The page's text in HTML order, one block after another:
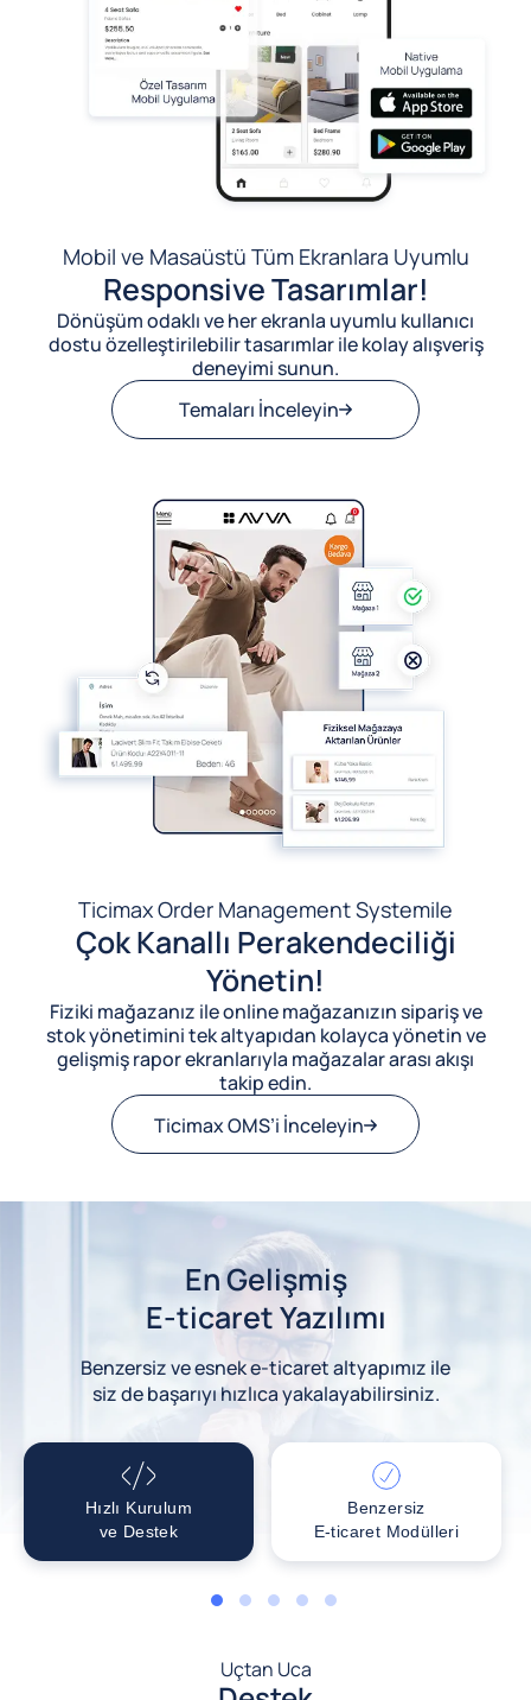
Mobil ve Masaüstü Tüm Ekranlara Uyumlu
Responsive Tasarımlar!
Dönüşüm odaklı ve her ekranla uyumlu kullanıcı
dostu özelleştirilebilir tasarımlar ile kolay alışveriş
deneyimi sunun.
Temaları İnceleyin
Ticimax Order Management Systemile
Çok Kanallı Perakendeciliği
Yönetin!
Fiziki mağazanız ile online mağazanızın sipariş ve
stok yönetimini tek altyapıdan kolayca yönetin ve
gelişmiş rapor ekranlarıyla mağazalar arası akışı
takip edin.
Ticimax OMS’i İnceleyin
En Gelişmiş
E-ticaret Yazılımı
Benzersiz ve esnek e-ticaret altyapımız ile
siz de başarıyı hızlıca yakalayabilirsiniz.
Hızlı Kurulum
ve Destek
Benzersiz
E-ticaret Modülleri
1 2 3 4 5
Uçtan Uca